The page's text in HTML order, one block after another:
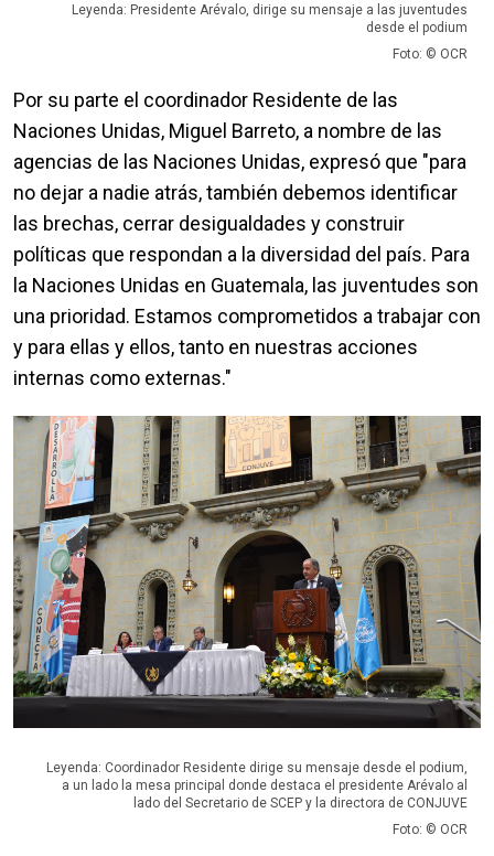
Leyenda: Presidente Arévalo, dirige su mensaje a las juventudes
desde el podium
Foto: © OCR
Por su parte el coordinador Residente de las
Naciones Unidas, Miguel Barreto, a nombre de las
agencias de las Naciones Unidas, expresó que "para
no dejar a nadie atrás, también debemos identificar
las brechas, cerrar desigualdades y construir
políticas que respondan a la diversidad del país. Para
la Naciones Unidas en Guatemala, las juventudes son
una prioridad. Estamos comprometidos a trabajar con
y para ellas y ellos, tanto en nuestras acciones
internas como externas."
Leyenda: Coordinador Residente dirige su mensaje desde el podium,
a un lado la mesa principal donde destaca el presidente Arévalo al
lado del Secretario de SCEP y la directora de CONJUVE
Foto: © OCR